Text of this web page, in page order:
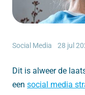
Social Media 28 jul
Dit is alweer de
een social media